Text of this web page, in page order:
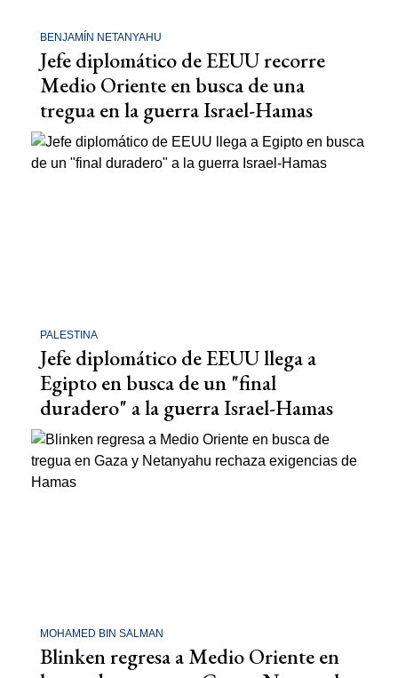
BENJAMÍN NETANYAHU
Jefe diplomático de EEUU recorre
Medio Oriente en busca de una
tregua en la guerra Israel-Hamas
PALESTINA
Jefe diplomático de EEUU llega a
Egipto en busca de un "final
duradero" a la guerra Israel-Hamas
MOHAMED BIN SALMAN
Blinken regresa a Medio Oriente en